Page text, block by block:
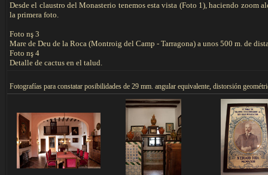
Desde el claustro del Monasterio tenemos esta vista (Foto 1), haciendo zoom
la primera foto.
Foto nş 3
Mare de Deu de la Roca (Montroig del Camp - Tarragona) a unos 500 m. de
Foto nş 4
Detalle de cactus en el talud.
Fotografías para constatar posibilidades de 29 mm. angular equivalente, distorsión